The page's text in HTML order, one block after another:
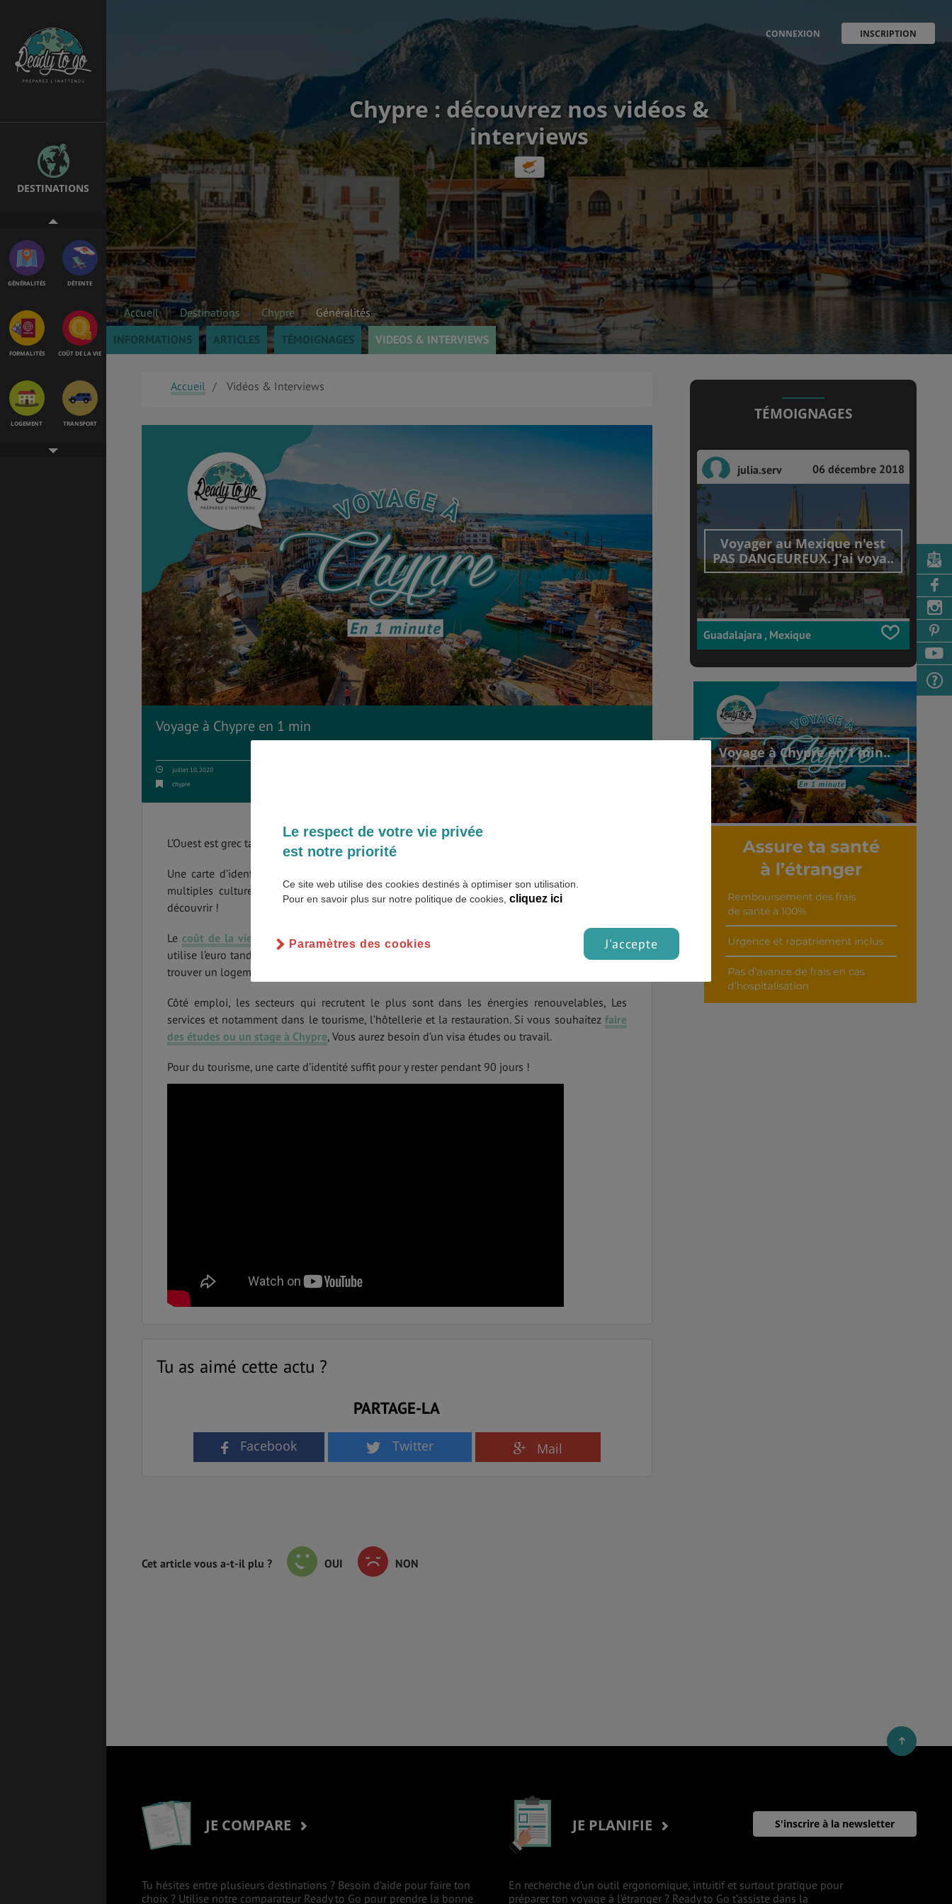
DESTINATIONS
EMPLOIS &
STAGES
BONS PLANS
GÉNÉRALITÉS DÉTENTE
FORMALITÉS COÛT DE LA VIE
LOGEMENT TRANSPORT
CONNEXION INSCRIPTION
Chypre : découvrez nos vidéos &
interviews
Accueil Destinations Chypre
Généralités
INFORMATIONS
ARTICLES TÉMOIGNAGES VIDEOS & INTERVIEWS
Accueil Vidéos & Interviews
Voyage à Chypre en 1 min
juillet 10, 2020
chypre
L’Ouest est grec tandis que l’Est est turc, Nicosie la capitale est à cheval à la frontière.
Une carte d’identité suffit pour passer d’un pays à l’autre. Avec des siècles d’histoire et de
multiples cultures, l’île regorge de bâtiments, musées, plages et parcs que vous pourrez
découvrir !
Le coût de la vie à Chypre
est en moyenne 20% moins cher qu’en France, La partie grecque
utilise l’euro tandis que la partie turque la livre turque. La vie étant moins chère, Vous pourrez
trouver un logement à moindre frais et économiser sur vos courses !
Côté emploi, les secteurs qui recrutent le plus sont dans les énergies renouvelables, Les
services et notamment dans le tourisme, l’hôtellerie et la restauration. Si vous souhaitez faire
des études ou un stage à Chypre, Vous aurez besoin d’un visa études ou travail.
Pour du tourisme, une carte d’identité suffit pour y rester pendant 90 jours !
Tu as aimé cette actu ?
PARTAGE-LA
Facebook Twitter Mail
Cet article vous a-t-il plu ? OUI NON
TÉMOIGNAGES
julia.serv 06 décembre 2018
Voyager au Mexique n'est
PAS DANGEUREUX. J'ai voya..
Guadalajara , Mexique
Voyage à Chypre en 1 min..
S'inscrire à la newsletter
JE COMPARE
Tu hésites entre plusieurs destinations ? Besoin d’aide pour faire ton
choix ? Utilise notre comparateur Ready to Go pour prendre la bonne
JE PLANIFIE
En recherche d’un outil ergonomique, intuitif et surtout pratique pour
préparer ton voyage à l’étranger ? Ready to Go t’assiste dans la
Le respect de votre vie privée
est notre priorité
Ce site web utilise des cookies destinés à optimiser son utilisation.
Pour en savoir plus sur notre politique de cookies, cliquez ici
J'accepte
Paramètres des cookies